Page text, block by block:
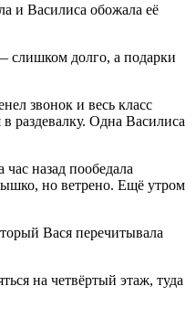
и Василиса обожала её
слишком долго, а подарки
звонок и весь класс
раздевалку. Одна Василиса
назад пообедала
но ветрено. Ещё утром
Вася перечитывала
на четвёртый этаж, туда